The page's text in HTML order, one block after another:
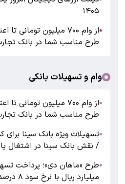
۱۴۰۵
●
طرح مناسب شما در بانک
وام و تسهیلات بانکی
●
طرح مناسب شما در بانک
●تسهیلات ویژه بانک سینا
/ نقش بانک سینا در اشتغال
●
میلیارد ریال با نرخ سود ۸ درصد